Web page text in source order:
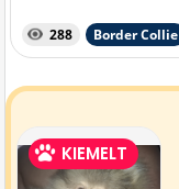
288 Border Collie
KIEMELT